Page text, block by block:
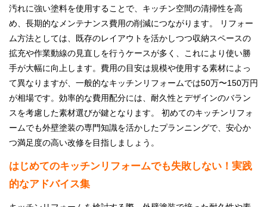
汚れに強い塗料を使用することで、キッチン空間の清掃性を高
め、長期的なメンテナンス費用の削減につながります。 リフォー
ム方法としては、既存のレイアウトを活かしつつ収納スペースの
拡充や作業動線の見直しを行うケースが多く、これにより使い勝
手が大幅に向上します。費用の目安は規模や使用する素材によっ
て異なりますが、一般的なキッチンリフォームでは50万〜150万円
が相場です。効率的な費用配分には、耐久性とデザインのバラン
スを考慮した素材選びが鍵となります。 初めてのキッチンリフォ
ームでも外壁塗装の専門知識を活かしたプランニングで、安心か
つ満足度の高い改修を目指しましょう。
はじめてのキッチンリフォームでも失敗しない！実践
的なアドバイス集